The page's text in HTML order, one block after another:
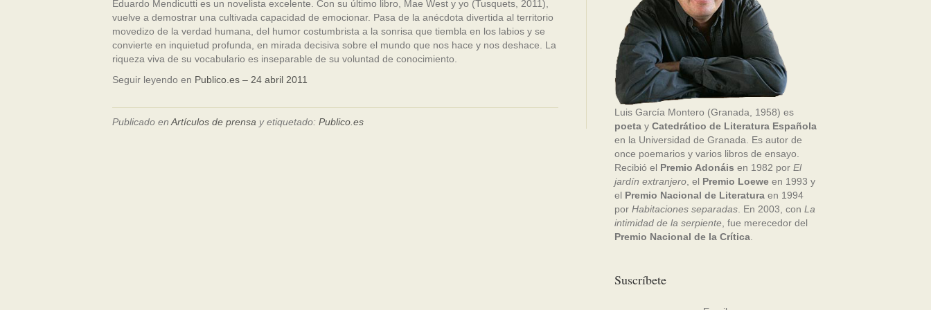
Eduardo Mendicutti es un novelista excelente. Con su último libro, Mae West y yo (Tusquets, 2011),
vuelve a demostrar una cultivada capacidad de emocionar. Pasa de la anécdota divertida al territorio
movedizo de la verdad humana, del humor costumbrista a la sonrisa que tiembla en los labios y se
convierte en inquietud profunda, en mirada decisiva sobre el mundo que nos hace y nos deshace. La
riqueza viva de su vocabulario es inseparable de su voluntad de conocimiento.
Seguir leyendo en Publico.es – 24 abril 2011
Publicado en Artículos de prensa y etiquetado: Publico.es
Luis García Montero (Granada, 1958) es
poeta y Catedrático de Literatura Española
en la Universidad de Granada. Es autor de
once poemarios y varios libros de ensayo.
Recibió el Premio Adonáis en 1982 por El
jardín extranjero , el Premio Loewe en 1993 y
el Premio Nacional de Literatura en 1994
por Habitaciones separadas . En 2003, con La
intimidad de la serpiente , fue merecedor del
Premio Nacional de la Crítica
Suscríbete